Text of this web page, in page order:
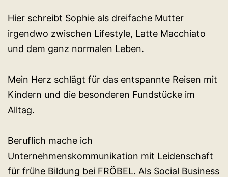
Hier schreibt Sophie als dreifache Mutter
irgendwo zwischen Lifestyle, Latte Macchiato
und dem ganz normalen Leben.
Mein Herz schlägt für das entspannte Reisen mit
Kindern und die besonderen Fundstücke im
Alltag.
Beruflich mache ich
Unternehmenskommunikation mit Leidenschaft
für frühe Bildung bei FRÖBEL. Als Social Business